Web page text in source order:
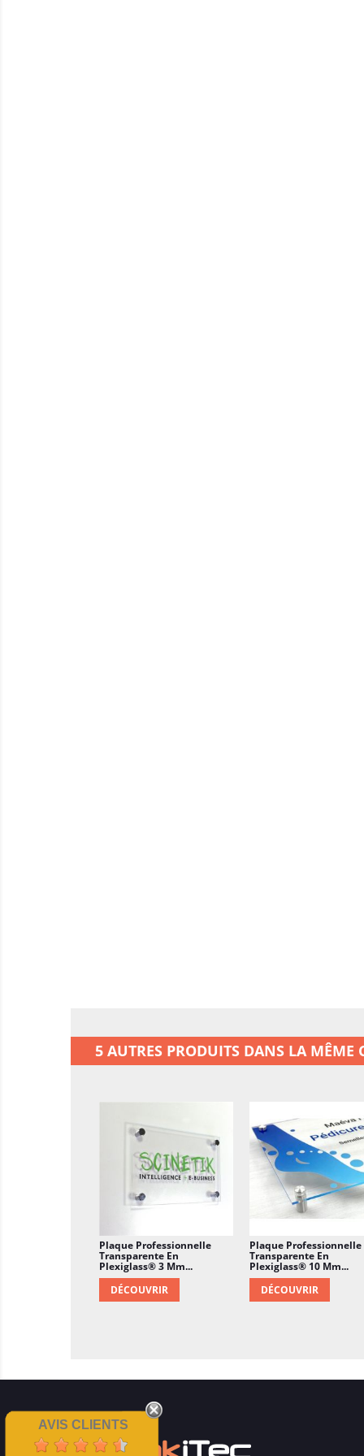
5 AUTRES PRODUITS DANS LA MÊME
Plaque Professionnelle
Transparente En
Plexiglass® 3 Mm...
DÉCOUVRIR
Plaque Professionnelle
Transparente En
Plexiglass® 10 Mm...
DÉCOUVRIR
AVIS CLIENTS